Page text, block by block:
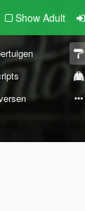
Show Adult